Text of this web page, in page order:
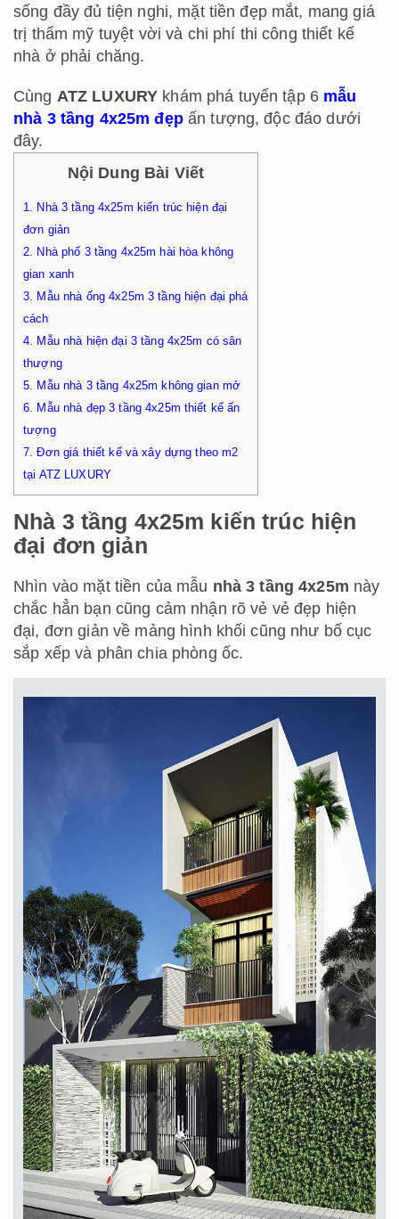
sống đầy đủ tiện nghi, mặt tiền đẹp mắt, mang giá
trị thẩm mỹ tuyệt vời và chi phí thi công thiết kế
nhà ở phải chăng.
Cùng ATZ LUXURY khám phá tuyển tập 6 mẫu
nhà 3 tầng 4x25m đẹpấn tượng, độc đáo dưới
đây.
Nội Dung Bài Viết
1. Nhà 3 tầng 4x25m kiến trúc hiện đại
đơn giản
2. Nhà phố 3 tầng 4x25m hài hòa không
gian xanh
3. Mẫu nhà ống 4x25m 3 tầng hiện đại phá
cách
4. Mẫu nhà hiện đại 3 tầng 4x25m có sân
thượng
5. Mẫu nhà 3 tầng 4x25m không gian mở
6. Mẫu nhà đẹp 3 tầng 4x25m thiết kế ấn
tượng
7. Đơn giá thiết kế và xây dựng theo m2
tại ATZ LUXURY
Nhà 3 tầng 4x25m kiến trúc hiện
đại đơn giản
Nhìn vào mặt tiền của mẫu nhà 3 tầng 4x25m này
chắc hẳn bạn cũng cảm nhận rõ vẻ vẻ đẹp hiện
đại, đơn giản về mảng hình khối cũng như bố cục
sắp xếp và phân chia phòng ốc.